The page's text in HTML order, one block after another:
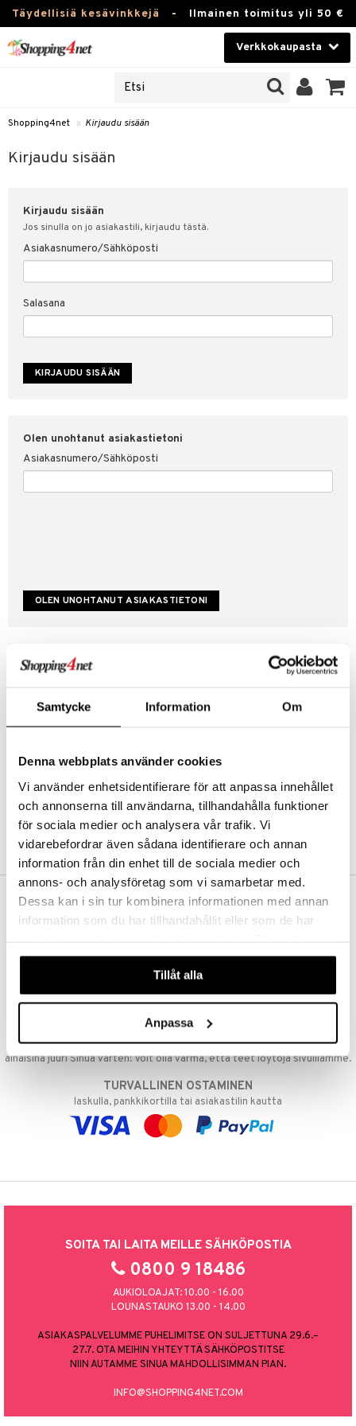
Samtycke Information Om
Denna webbplats använder cookies
Vi använder enhetsidentifierare för att anpassa innehållet
och annonserna till användarna, tillhandahålla funktioner
för sociala medier och analysera vår trafik. Vi
vidarebefordrar även sådana identifierare och annan
information från din enhet till de sociala medier och
annons- och analysföretag som vi samarbetar med.
Dessa kan i sin tur kombinera informationen med annan
information som du har tillhandahållit eller som de har
våra cookies vid fortsatt användande av vår webbplats.
Tillåt alla
Anpassa
Täydellisiä kesävinkkejä - Ilmainen toimitus yli 50 €
Verkkokaupasta
Piilolinssit
Luontaistuotteet
Fitness
Koti & Sisustus
Lelut, Lapsi & Vauva
Tuotemerkkejä
Shopping4net » Kirjaudu sisään
Kirjaudu sisään
Kirjaudu sisään
Jos sinulla on jo asiakastili, kirjaudu tästä.
Asiakasnumero/Sähköposti
Salasana
Olen unohtanut asiakastietoni
Asiakasnumero/Sähköposti
Luo uusi asiakas
Tilauksen tila & historiikki
Kestotilaus
Arvostele tuotteita
Toivelistat
LUO ASIAKAS
sisään
& vastauksia
myyntiehdot
suojaus
ILMAINEN TOIMITUS YLI 50 €
NOPEAT TOIMITUKSET
päivänä
EDULLISET HINNAT
Ostamalla suuria eriä tuotteita varastoomme voimme pitää hinnat
alhaisina juuri Sinua varten! Voit olla varma, että teet löytöjä sivuillamme.
TURVALLINEN OSTAMINEN
laskulla, pankkikortilla tai asiakastilin kautta
SOITA TAI LAITA MEILLE SÄHKÖPOSTIA
0800 9 18486
AUKIOLOAJAT: 10.00 - 16.00
LOUNASTAUKO 13.00 - 14.00
ASIAKASPALVELUMME PUHELIMITSE ON SULJETTUNA 29.6.–
27.7. OTA MEIHIN YHTEYTTÄ SÄHKÖPOSTITSE
NIIN AUTAMME SINUA MAHDOLLISIMMAN PIAN.
INFO@SHOPPING4NET.COM